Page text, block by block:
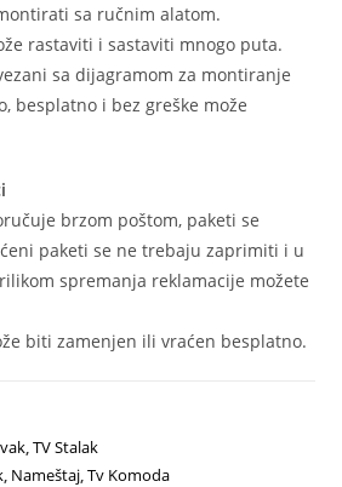
sa ručnim alatom.
rastaviti i sastaviti mnogo puta.
sa dijagramom za montiranje
besplatno i bez greške može
brzom poštom, paketi se
paketi se ne trebaju zaprimiti i u
spremanja reklamacije možete
biti zamenjen ili vraćen besplatno.
,TV Stalak
Nameštaj ,Tv Komoda